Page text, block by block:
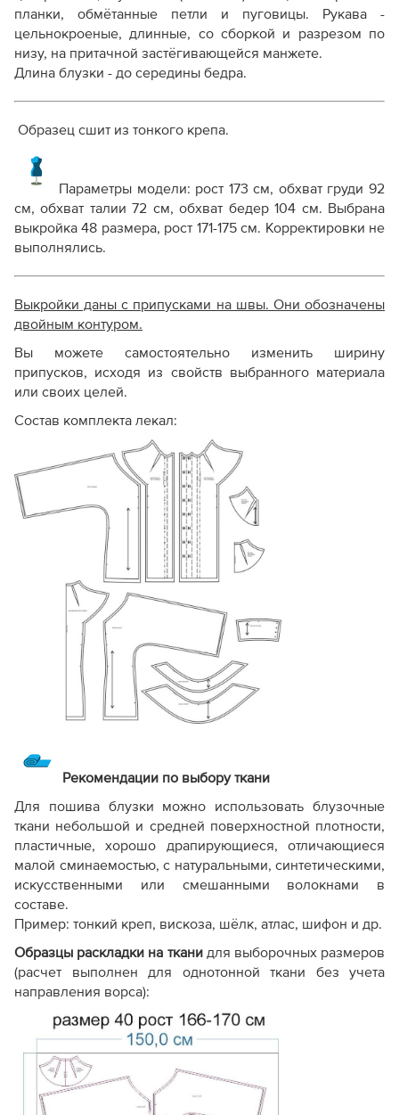
планки, обмётанные петли и пуговицы. Рукава -
цельнокроеные, длинные, со сборкой и разрезом по
низу, на притачной застёгивающейся манжете.
Длина блузки - до середины бедра.
Образец сшит из тонкого крепа.
Параметры модели: рост 173 см, обхват груди 92
см, обхват талии 72 см, обхват бедер 104 см. Выбрана
выкройка 48 размера, рост 171-175 см. Корректировки не
выполнялись.
Выкройки даны с припусками на швы. Они обозначены
двойным контуром.
Вы можете самостоятельно изменить ширину
припусков, исходя из свойств выбранного материала
или своих целей.
Состав комплекта лекал:
Рекомендации по выбору ткани
Для пошива блузки можно использовать блузочные
ткани небольшой и средней поверхностной плотности,
пластичные, хорошо драпирующиеся, отличающиеся
малой сминаемостью, с натуральными, синтетическими,
искусственными или смешанными волокнами в
составе.
Пример: тонкий креп, вискоза, шёлк, атлас, шифон и др.
Образцы раскладки на ткани для выборочных размеров
(расчет выполнен для однотонной ткани без учета
направления ворса):